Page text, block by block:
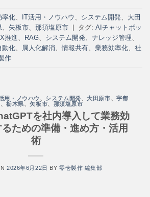
率化 IT活用・ノウハウ システム開発
大田
矢板市 那須塩原市 | タグ: AIチャットボッ
推進 RAG システム開発 ナレッジ管理
動化 属人化解消 、情報共有 業務効率化
社
作
用・ノウハウ 、 システム開発、大田原市、宇都
、栃木県、矢板市、 那須塩原市
を社内導入して業務効
ための準備・進め方・活用
術
2026年6月22日 BY 零壱製作 編集部